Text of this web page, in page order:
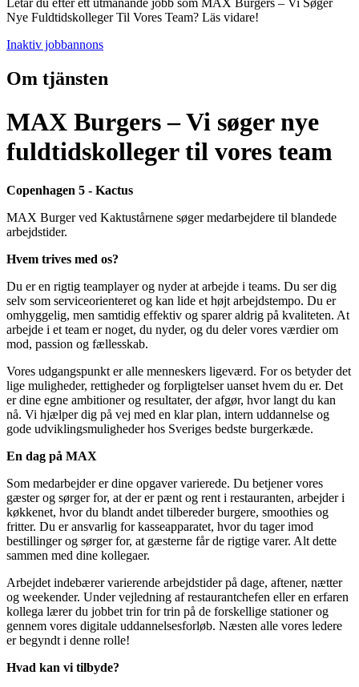
Letar du efter ett utmanande jobb som MAX Burgers – Vi Søger
Nye Fuldtidskolleger Til Vores Team? Läs vidare!
Inaktiv jobbannons
Om tjänsten
MAX Burgers – Vi søger nye
fuldtidskolleger til vores team
Copenhagen 5 - Kactus
MAX Burger ved Kaktustårnene søger medarbejdere til blandede
arbejdstider.
Hvem trives med os?
Du er en rigtig teamplayer og nyder at arbejde i teams. Du ser dig
selv som serviceorienteret og kan lide et højt arbejdstempo. Du er
omhyggelig, men samtidig effektiv og sparer aldrig på kvaliteten. At
arbejde i et team er noget, du nyder, og du deler vores værdier om
mod, passion og fællesskab.
Vores udgangspunkt er alle menneskers ligeværd. For os betyder det
lige muligheder, rettigheder og forpligtelser uanset hvem du er. Det
er dine egne ambitioner og resultater, der afgør, hvor langt du kan
nå. Vi hjælper dig på vej med en klar plan, intern uddannelse og
gode udviklingsmuligheder hos Sveriges bedste burgerkæde.
En dag på MAX
Som medarbejder er dine opgaver varierede. Du betjener vores
gæster og sørger for, at der er pænt og rent i restauranten, arbejder i
køkkenet, hvor du blandt andet tilbereder burgere, smoothies og
fritter. Du er ansvarlig for kasseapparatet, hvor du tager imod
bestillinger og sørger for, at gæsterne får de rigtige varer. Alt dette
sammen med dine kollegaer.
Arbejdet indebærer varierende arbejdstider på dage, aftener, nætter
og weekender. Under vejledning af restaurantchefen eller en erfaren
kollega lærer du jobbet trin for trin på de forskellige stationer og
gennem vores digitale uddannelsesforløb. Næsten alle vores ledere
er begyndt i denne rolle!
Hvad kan vi tilbyde?